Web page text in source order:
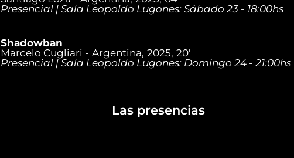
Presencial | Sala Leopoldo Lugones: Sábado 23 - 18:00hs
Shadowban
Marcelo Cugliari - Argentina, 2025, 20'
Presencial | Sala Leopoldo Lugones: Domingo 24 - 21:00hs
Las presencias